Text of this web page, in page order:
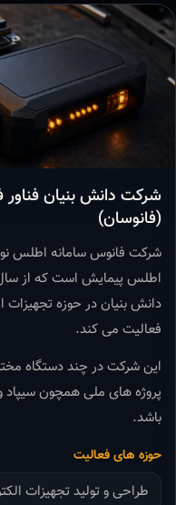
شرکت دانش بنیان
(فانوسان)
شرکت فانوس سامانه اطلس
دانش بنیان در حوزه تجهیزات
فعالیت می کند.
این شرکت در چند دستگاه
پروژه های ملی همچون سیپاد
باشد.
حوزه های فعالیت
طراحی و تولید تجهیزات